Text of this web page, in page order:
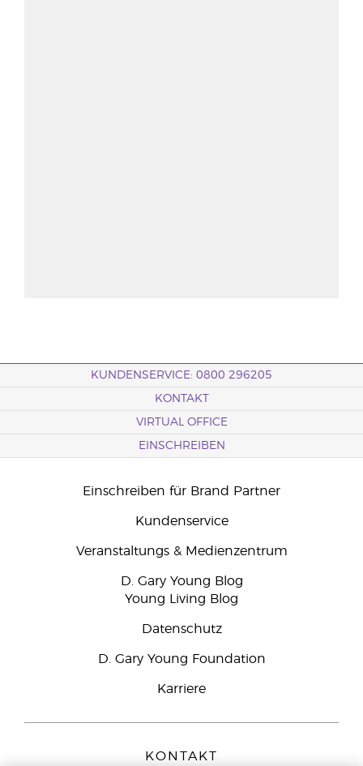
KUNDENSERVICE: 0800 296205
KONTAKT
VIRTUAL OFFICE
EINSCHREIBEN
Einschreiben für Brand Partner
Kundenservice
Veranstaltungs & Medienzentrum
D. Gary Young Blog
Young Living Blog
Datenschutz
D. Gary Young Foundation
Karriere
KONTAKT